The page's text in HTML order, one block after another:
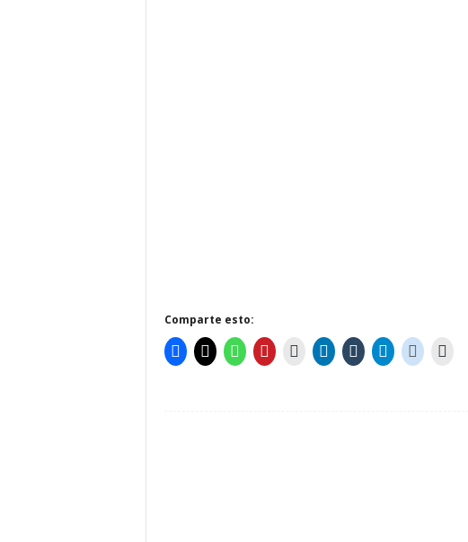
Comparte esto: